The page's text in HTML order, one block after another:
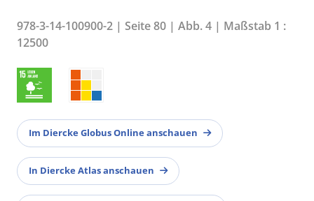
978-3-14-100900-2 | Seite 80 | Abb. 4 | Maßstab 1 :
12500
Im Diercke Globus Online anschauen
In Diercke Atlas anschauen